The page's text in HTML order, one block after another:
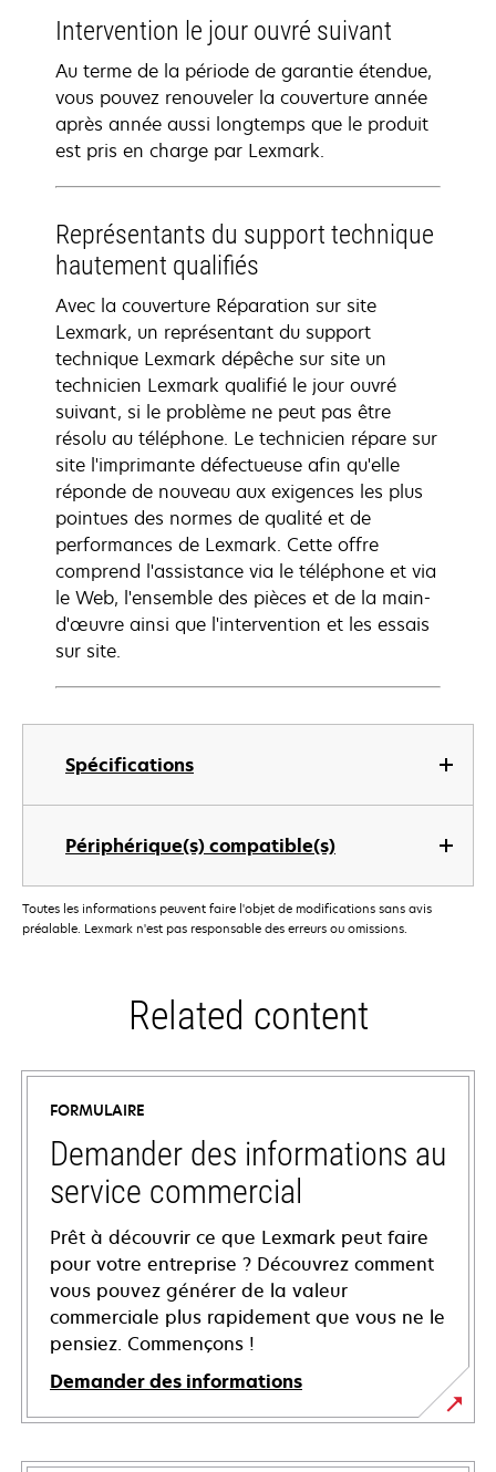
Spécifications
Périphérique(s) compatible(s)
Intervention le jour ouvré suivant
Au terme de la période de garantie étendue,
vous pouvez renouveler la couverture année
après année aussi longtemps que le produit
est pris en charge par Lexmark.
Représentants du support technique
hautement qualifiés
Avec la couverture Réparation sur site
Lexmark, un représentant du support
technique Lexmark dépêche sur site un
technicien Lexmark qualifié le jour ouvré
suivant, si le problème ne peut pas être
résolu au téléphone. Le technicien répare sur
site l'imprimante défectueuse afin qu'elle
réponde de nouveau aux exigences les plus
pointues des normes de qualité et de
performances de Lexmark. Cette offre
comprend l'assistance via le téléphone et via
le Web, l'ensemble des pièces et de la main-
d'œuvre ainsi que l'intervention et les essais
sur site.
Toutes les informations peuvent faire l'objet de modifications sans avis
préalable. Lexmark n'est pas responsable des erreurs ou omissions.
Related content
FORMULAIRE
Demander des informations au
service commercial
Prêt à découvrir ce que Lexmark peut faire
pour votre entreprise ? Découvrez comment
vous pouvez générer de la valeur
commerciale plus rapidement que vous ne le
pensiez. Commençons !
Demander des informations